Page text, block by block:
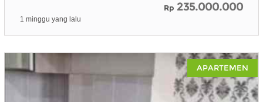
Rp 235.000.000
1 minggu yang lalu
APARTEMEN